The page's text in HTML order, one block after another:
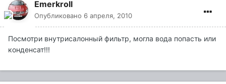
Emerkroll
Опубликовано 6 апреля, 2010
Посмотри внутрисалонный фильтр, могла вода попасть или
конденсат!!!